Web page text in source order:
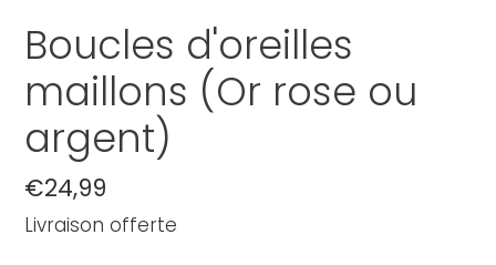
Boucles d'oreilles
maillons (Or rose ou
argent)
Prix
normal
€24,99
Livraison offerte